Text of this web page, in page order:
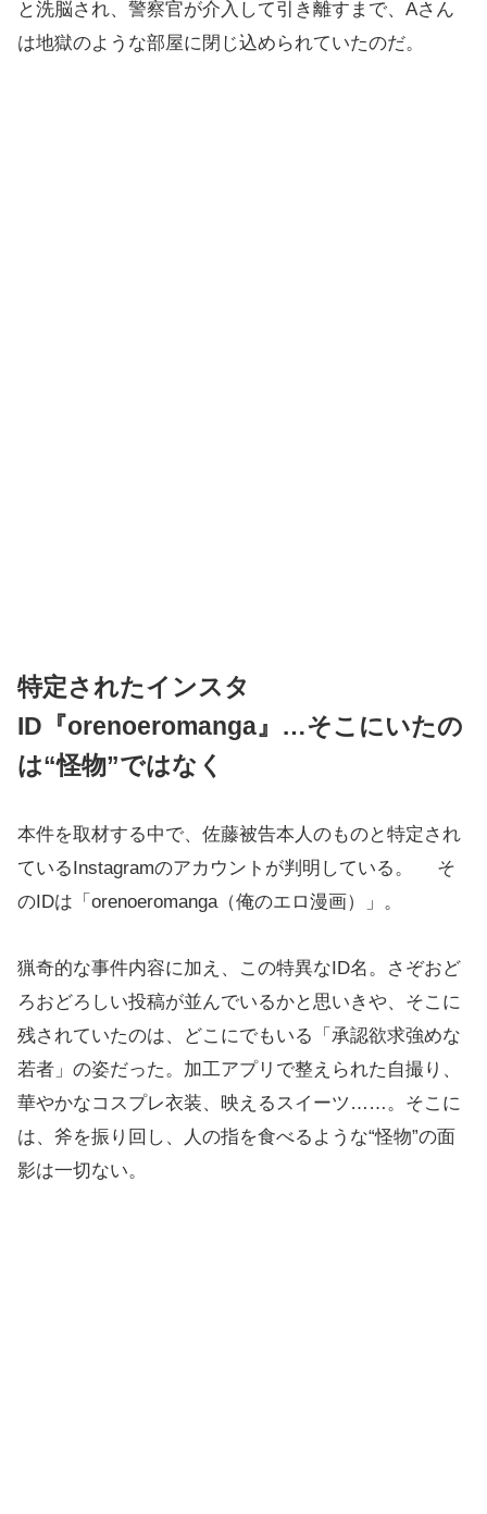
と洗脳され、警察官が介入して引き離すまで、Aさん
は地獄のような部屋に閉じ込められていたのだ。
特定されたインスタ
ID『orenoeromanga』…そこにいたの
は“怪物”ではなく
本件を取材する中で、佐藤被告本人のものと特定され
ているInstagramのアカウントが判明している。 そ
のIDは「orenoeromanga（俺のエロ漫画）」。
猟奇的な事件内容に加え、この特異なID名。さぞおど
ろおどろしい投稿が並んでいるかと思いきや、そこに
残されていたのは、どこにでもいる「承認欲求強めな
若者」の姿だった。加工アプリで整えられた自撮り、
華やかなコスプレ衣装、映えるスイーツ……。そこに
は、斧を振り回し、人の指を食べるような“怪物”の面
影は一切ない。